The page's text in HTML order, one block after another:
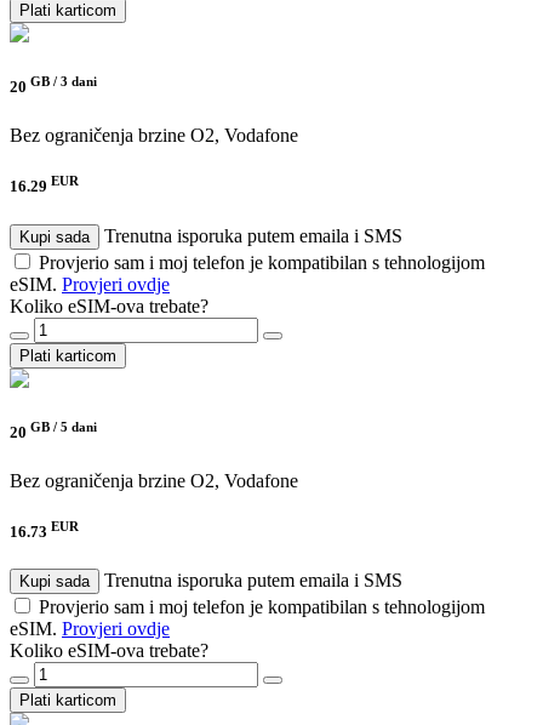
Plati karticom
20 GB / 3 dani
Bez ograničenja brzine O2, Vodafone
16.29 EUR
Kupi sada
Trenutna isporuka putem emaila i SMS
Provjerio sam i moj telefon je kompatibilan s tehnologijom
eSIM. Provjeri ovdje
Koliko eSIM-ova trebate?
Plati karticom
20 GB / 5 dani
Bez ograničenja brzine O2, Vodafone
16.73 EUR
Kupi sada
Trenutna isporuka putem emaila i SMS
Provjerio sam i moj telefon je kompatibilan s tehnologijom
eSIM. Provjeri ovdje
Koliko eSIM-ova trebate?
Plati karticom